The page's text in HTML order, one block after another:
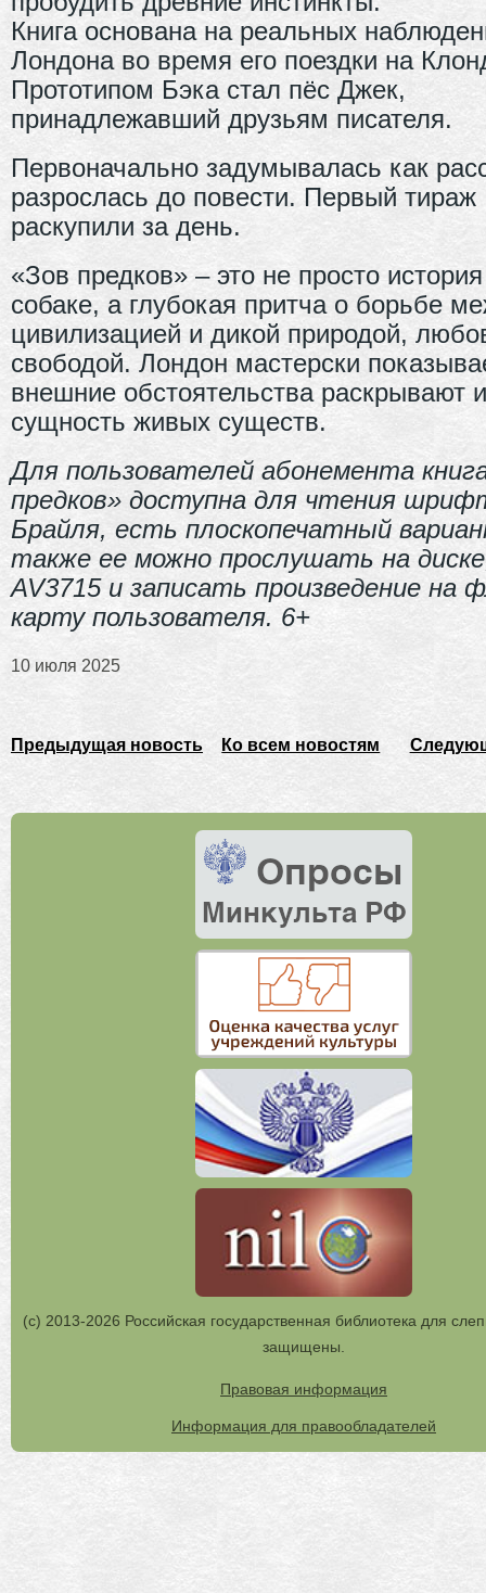
Книга основана на реальных
Лондона во время его поездки на
Прототипом Бэка стал пёс Джек,
принадлежавший друзьям писателя.
Первоначально задумывалась как
разрослась до повести. Первый тираж
раскупили за день.
«Зов предков» ‒ это не просто
собаке, а глубокая притча о борьбе
цивилизацией и дикой природой,
свободой. Лондон мастерски
внешние обстоятельства раскрывают
сущность живых существ.
Для пользователей абонемента
предков» доступна для чтения
Брайля, есть плоскопечатный
также ее можно прослушать на
AV3715 и записать произведение на
карту пользователя. 6+
10 июля 2025
Предыдущая новость Ко всем новостям
(с) 2013-2026 Российская государственная библиотека для
защищены.
Правовая информация
Информация для правообладателей